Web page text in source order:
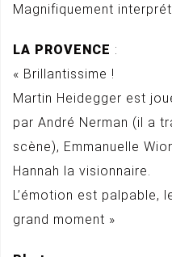
Magnifiquement
LA PROVENCE :
« Brillantissime !
Martin Heidegger est
par André Nerman (il a
scène), Emmanuelle
Hannah la visionnaire.
L’émotion est palpable,
grand moment »